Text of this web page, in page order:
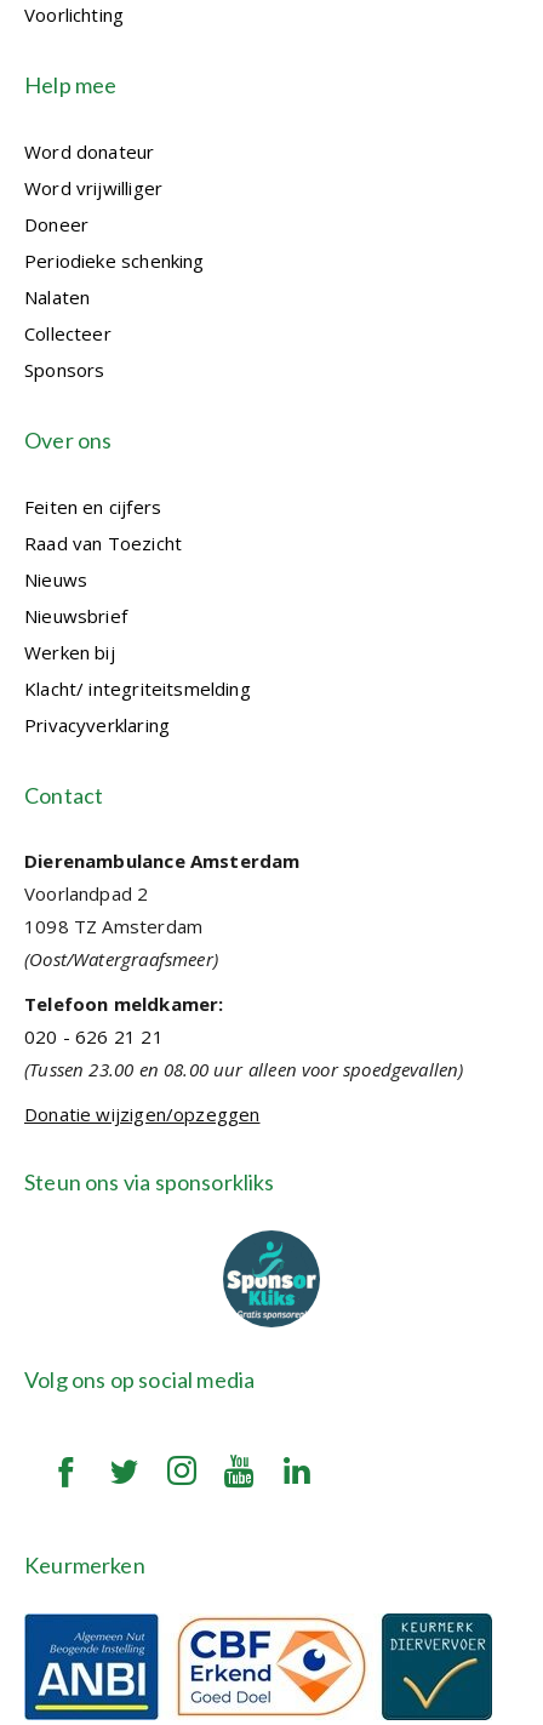
Voorlichting
Help mee
Word donateur
Word vrijwilliger
Doneer
Periodieke schenking
Nalaten
Collecteer
Sponsors
Over ons
Feiten en cijfers
Raad van Toezicht
Nieuws
Nieuwsbrief
Werken bij
Klacht/ integriteitsmelding
Privacyverklaring
Contact
Dierenambulance Amsterdam
Voorlandpad 2
1098 TZ Amsterdam
(Oost/Watergraafsmeer)
Telefoon meldkamer:
020 - 626 21 21
(Tussen 23.00 en 08.00 uur alleen voor spoedgevallen)
Donatie wijzigen/opzeggen
Steun ons via sponsorkliks
Volg ons op social media
Keurmerken